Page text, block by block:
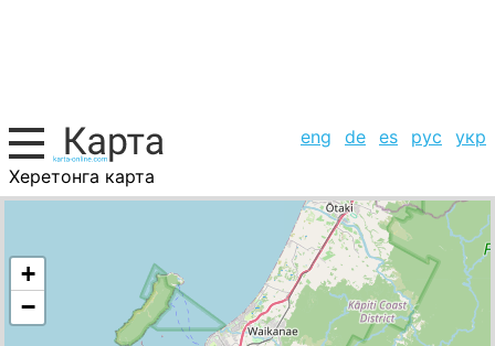
eng de es рус
укр
Херетонга карта
Новая Зеландия, список городов
+
−